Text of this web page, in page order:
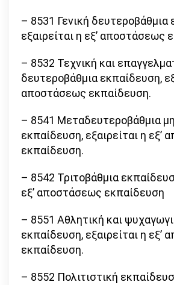
– 8531 Γενική δευτεροβάθμια
εξαιρείται η εξ’ αποστάσεως
– 8532 Τεχνική και
δευτεροβάθμια εκπαίδευση,
αποστάσεως εκπαίδευση.
– 8541 Μεταδευτεροβάθμια
εκπαίδευση, εξαιρείται η εξ’
εκπαίδευση.
– 8542 Τριτοβάθμια
εξ’ αποστάσεως εκπαίδευση
– 8551 Αθλητική και
εκπαίδευση, εξαιρείται η εξ’
εκπαίδευση.
– 8552 Πολιτιστική